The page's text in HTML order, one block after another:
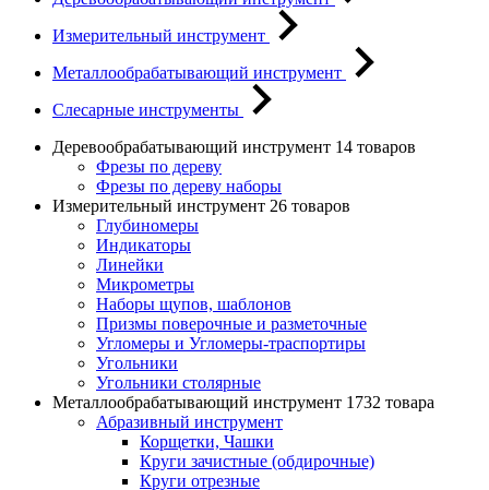
Измерительный инструмент
Металлообрабатывающий инструмент
Слесарные инструменты
Деревообрабатывающий инструмент 14 товаров
Фрезы по дереву
Фрезы по дереву наборы
Измерительный инструмент 26 товаров
Глубиномеры
Индикаторы
Линейки
Микрометры
Наборы щупов, шаблонов
Призмы поверочные и разметочные
Угломеры и Угломеры-траспортиры
Угольники
Угольники столярные
Металлообрабатывающий инструмент 1732 товара
Абразивный инструмент
Корщетки, Чашки
Круги зачистные (обдирочные)
Круги отрезные